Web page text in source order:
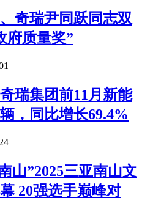
奇瑞尹同跃同志双
府质量奖”
瑞集团前11月新能
，同比增长69.4%
山”2025三亚南山文
20强选手巅峰对